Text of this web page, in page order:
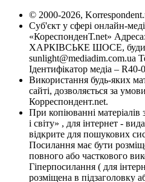
© 2000-2026,
Суб'єкт у сфері онлайн-
«КореспонденТ.net»
ХАРКІВСЬКЕ ШОСЕ,
sunlight@mediadim.com.ua
Ідентифікатор медіа – R40-
Використання будь-яких
сайті, дозволяється за
Корреспондент.net.
При копіюванні
і світу» , для інтернет -
відкрите для пошукових
Посилання має бути
повного або часткового
Гіперпосилання ( для
розміщена в підзаголовку